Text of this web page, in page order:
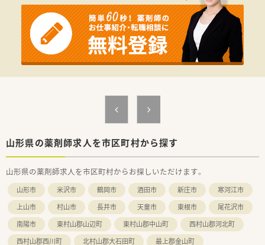
が安心して働ける環境、対人業務に専念できるよう整えておりま
す。残業時間の短縮にもつながっており、残業時間は全社月平均
で5時間程となっております。
２.【豊富なキャリアパス】
若い方にも積極的にチャンスがある社風で、20代で管理薬剤師
になった方もいらっしゃいます。管理薬剤師・ラウンダーとして
す。その他、「社員研修に携わりたい」「採用業務に携わりたい」
「エリアマネージャーになりたい」など、薬剤師以外の業務も含
３.【制度の充実】
★有給休暇は、1時間単位で取得が可能です。
更に紙おむつの支給もしているなど、育児中でも安心して就業で
きるような環境作りをしています。
直近まで配属していた店舗に受け取りに行くので、社員からも
「復帰しやすい雰囲気がある」と好評です。
★e-Learningの受講割引制度もあります。
全社合同勉強会など、知識向上の為、独自の研修制度の充実にも
力を入れています。
山形県の薬剤師求人を市区町村から探す
山形県の薬剤師求人を市区町村からお探しいただけます。
山形市 米沢市 鶴岡市 酒田市 新庄市
寒河江市
上山市
村山市 長井市 天童市 東根市
尾花沢市
南陽市
東村山郡山辺町 東村山郡中山町
西村山郡河北町
西村山郡西川町
北村山郡大石田町
最上郡金山町